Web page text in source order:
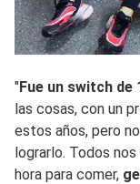
"Fue un switch de
las cosas, con un
estos años, pero
lograrlo. Todos
hora para comer,